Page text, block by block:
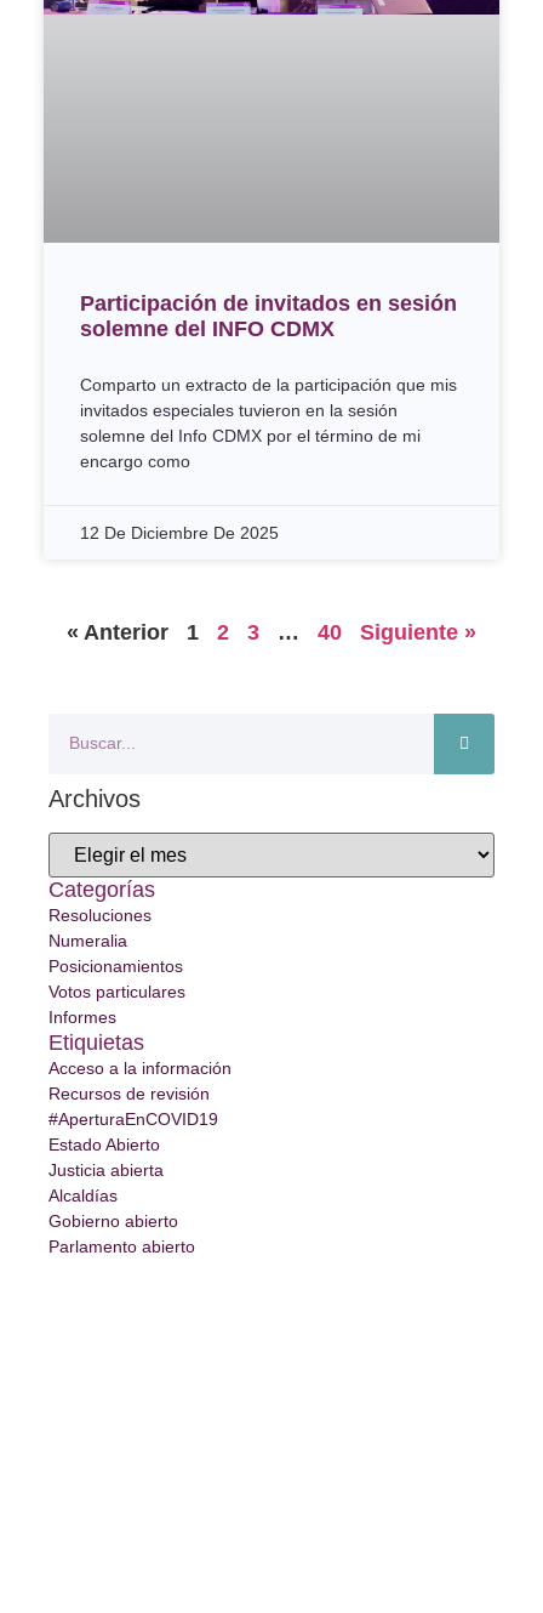
Participación de invitados en sesión
solemne del INFO CDMX
Comparto un extracto de la participación que mis
invitados especiales tuvieron en la sesión
solemne del Info CDMX por el término de mi
encargo como
12 De Diciembre De 2025
« Anterior 1 2 3 … 40 Siguiente »
Archivos
Categorías
Resoluciones
Numeralia
Posicionamientos
Votos particulares
Informes
Etiquietas
Acceso a la información
Recursos de revisión
#AperturaEnCOVID19
Estado Abierto
Justicia abierta
Alcaldías
Gobierno abierto
Parlamento abierto